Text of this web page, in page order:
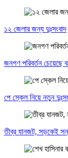
১২ জেলার জন্য দুঃসংবাদ
জনগণ পরিবর্তন চেয়েছে
পে স্কেল নিয়ে নতুন
তীব্র যানজট, সড়কেই